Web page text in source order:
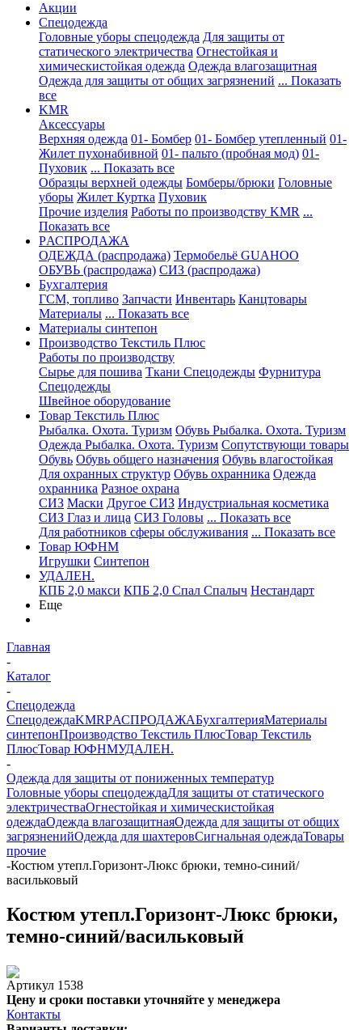
Акции
Спецодежда
Головные уборы спецодежда Для защиты от
статического электричества Огнестойкая и
химическистойкая одежда Одежда влагозащитная
Одежда для защиты от общих загрязнений ... Показать
все
KMR
Аксессуары
Верхняя одежда 01- Бомбер 01- Бомбер утепленный 01-
Жилет пухонабивной 01- пальто (пробная мод) 01-
Пуховик ... Показать все
Образцы верхней одежды Бомберы/брюки Головные
уборы Жилет Куртка Пуховик
Прочие изделия Работы по производству KMR ...
Показать все
PАСПРОДАЖА
ОДЕЖДА (распродажа) Термобельё GUAHOO
ОБУВЬ (распродажа) СИЗ (распродажа)
Бухгалтерия
ГСМ, топливо Запчасти Инвентарь Канцтовары
Материалы ... Показать все
Материалы синтепон
Производство Текстиль Плюс
Работы по производству
Сырье для пошива Ткани Спецодежды Фурнитура
Спецодежды
Швейное оборудование
Товар Текстиль Плюс
Рыбалка. Охота. Туризм Обувь Рыбалка. Охота. Туризм
Одежда Рыбалка. Охота. Туризм Сопутствующи товары
Обувь Обувь общего назначения Обувь влагостойкая
Для охранных структур Обувь охранника Одежда
охранника Разное охрана
СИЗ Маски Другое СИЗ Индустриальная косметика
СИЗ Глаз и лица СИЗ Головы ... Показать все
Для работников сферы обслуживания ... Показать все
Товар ЮФНМ
Игрушки Синтепон
УДАЛЕН.
КПБ 2,0 макси КПБ 2,0 Спал Спалыч Нестандарт
Еще
Главная
-
Каталог
-
Спецодежда
СпецодеждаKMRPАСПРОДАЖАБухгалтерияМатериалы
синтепонПроизводство Текстиль ПлюсТовар Текстиль
ПлюсТовар ЮФНМУДАЛЕН.
-
Одежда для защиты от пониженных температур
Головные уборы спецодеждаДля защиты от статического
электричестваОгнестойкая и химическистойкая
одеждаОдежда влагозащитнаяОдежда для защиты от общих
загрязненийОдежда для шахтеровСигнальная одеждаТовары
прочие
-Костюм утепл.Горизонт-Люкс брюки, темно-синий/
васильковый
Костюм утепл.Горизонт-Люкс брюки,
темно-синий/васильковый
Артикул 1538
Цену и сроки поставки уточняйте у менеджера
Контакты